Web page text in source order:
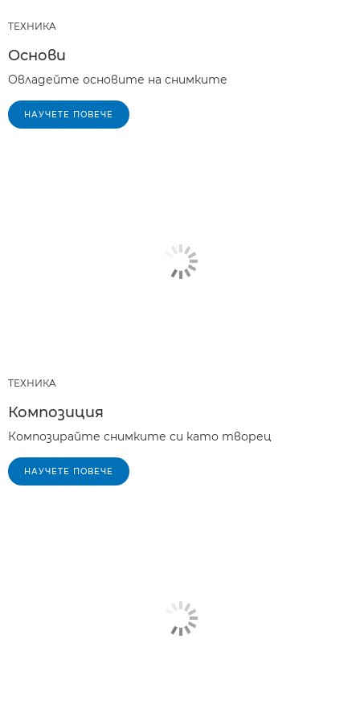
ТЕХНИКA
Основи
Овладейте основите на снимките
НАУЧЕТЕ ПОВЕЧЕ
ТЕХНИКA
Композиция
Композирайте снимките си като творец
НАУЧЕТЕ ПОВЕЧЕ